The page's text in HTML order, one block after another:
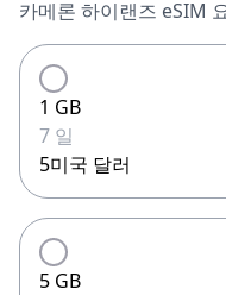
카메론 하이랜즈 eSIM
1 GB
7 일
5미국 달러
5 GB